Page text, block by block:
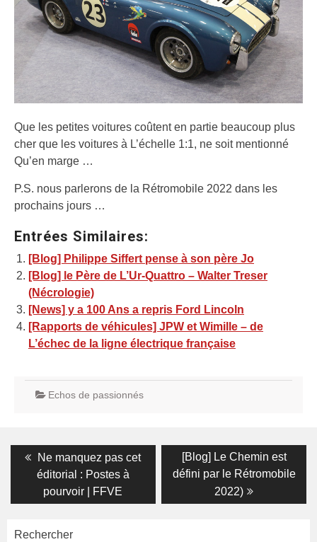
Que les petites voitures coûtent en partie beaucoup plus
cher que les voitures à L’échelle 1:1, ne soit mentionné
Qu’en marge …
P.S. nous parlerons de la Rétromobile 2022 dans les
prochains jours …
Entrées Similaires:
[Blog] Philippe Siffert pense à son père Jo
[Blog] le Père de L’Ur-Quattro – Walter Treser
(Nécrologie)
[News] y a 100 Ans a repris Ford Lincoln
[Rapports de véhicules] JPW et Wimille – de
L’échec de la ligne électrique française
Echos de passionnés
Navigation
l’article
Previous
post:
Ne manquez pas cet
éditorial : Postes à
pourvoir | FFVE
Next
post:
[Blog] Le Chemin est
défini par le Rétromobile
2022)
Rechercher